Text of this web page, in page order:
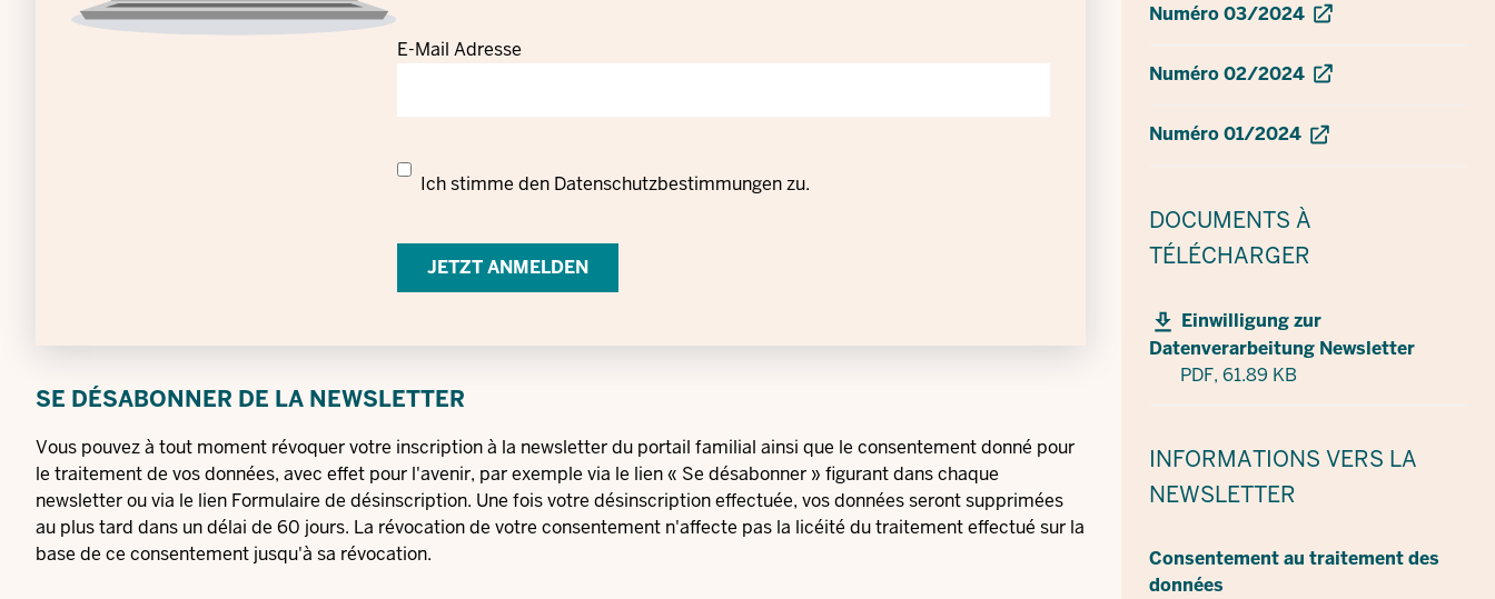
E-Mail Adresse
Datenschutzrechtliche
Verarbeitung
Ich stimme den Datenschutzbestimmungenzu.
SE DÉSABONNER DE LA NEWSLETTER
Vous pouvez à tout moment révoquer votre inscription à la newsletter du portail familial ainsi que le consentement donné pour
le traitement de vos données, avec effet pour l'avenir, par exemple via le lien « Se désabonner » figurant dans chaque
newsletter ou via le lien Formulaire de désinscription. Une fois votre désinscription effectuée, vos données seront supprimées
au plus tard dans un délai de 60 jours. La révocation de votre consentement n'affecte pas la licéité du traitement effectué sur la
base de ce consentement jusqu'à sa révocation.
Numéro 03/2024
Numéro 02/2024
Numéro 01/2024
DOCUMENTS À
TÉLÉCHARGER
Einwilligung zur
Datenverarbeitung Newsletter
PDF, 61.89 KB
INFORMATIONS VERS LA
NEWSLETTER
Consentement au traitement des
données